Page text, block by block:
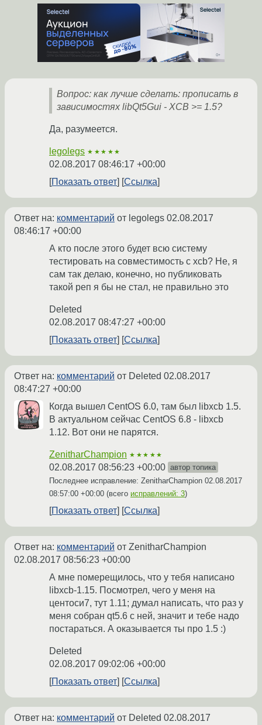
Вопрос: как лучше сделать: прописать в
зависимостях libQt5Gui - XCB >= 1.5?
Да, разумеется.
legolegs ★★★★★
02.08.2017 08:46:17 +00:00
Показать ответ
Ссылка
Ответ на: комментарий от legolegs 02.08.2017
08:46:17 +00:00
А кто после этого будет всю систему
тестировать на совместимость с xcb? Не, я
сам так делаю, конечно, но публиковать
такой реп я бы не стал, не правильно это
Deleted
02.08.2017 08:47:27 +00:00
Показать ответ
Ссылка
Ответ на: комментарий от Deleted 02.08.2017
08:47:27 +00:00
Когда вышел CentOS 6.0, там был libxcb 1.5.
В актуальном сейчас CentOS 6.8 - libxcb
1.12. Вот они не парятся.
ZenitharChampion ★★★★★
02.08.2017 08:56:23 +00:00 автор топика
Последнее исправление: ZenitharChampion 02.08.2017
08:57:00 +00:00 (всего исправлений: 3)
Показать ответ Ссылка
Ответ на: комментарий от ZenitharChampion
02.08.2017 08:56:23 +00:00
А мне померещилось, что у тебя написано
libxcb-1.15. Посмотрел, чего у меня на
центоси7, тут 1.11; думал написать, что раз у
меня собран qt5.6 с ней, значит и тебе надо
постараться. А оказывается ты про 1.5 :)
Deleted
02.08.2017 09:02:06 +00:00
Показать ответ
Ссылка
Ответ на: комментарий от Deleted 02.08.2017